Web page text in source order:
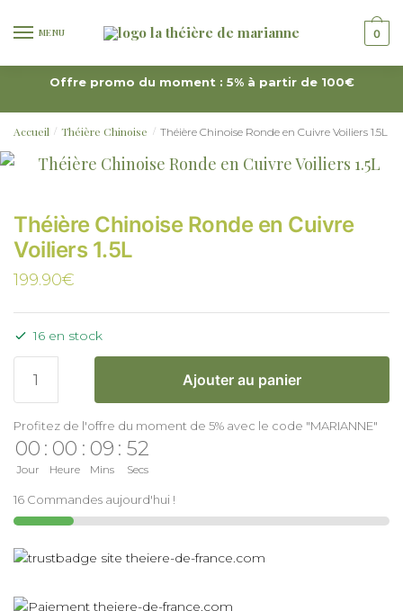
MENU 0
Offre promo du moment : 5% à partir de 100€
Accueil / Théière Chinoise / Théière Chinoise Ronde en Cuivre Voiliers 1.5L
Théière Chinoise Ronde en Cuivre
Voiliers 1.5L
199.90€
16 en stock
Ajouter au panier
Profitez de l'offre du moment de 5% avec le code "MARIANNE"
00
Jour
: 00
Heure
: 09
Mins
: 52
Secs
16 Commandes aujourd'hui !